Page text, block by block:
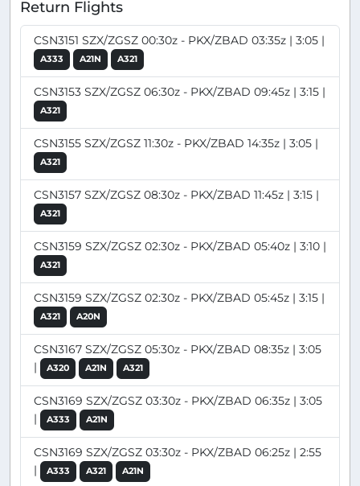
Return Flights
CSN3151 SZX/ZGSZ 00:30z - PKX/ZBAD 03:35z | 3:05 |
A333 A21N A321
CSN3153 SZX/ZGSZ 06:30z - PKX/ZBAD 09:45z | 3:15 |
A321
CSN3155 SZX/ZGSZ 11:30z - PKX/ZBAD 14:35z | 3:05 |
A321
CSN3157 SZX/ZGSZ 08:30z - PKX/ZBAD 11:45z | 3:15 |
A321
CSN3159 SZX/ZGSZ 02:30z - PKX/ZBAD 05:40z | 3:10 |
A321
CSN3159 SZX/ZGSZ 02:30z - PKX/ZBAD 05:45z | 3:15 |
A321 A20N
CSN3167 SZX/ZGSZ 05:30z - PKX/ZBAD 08:35z | 3:05
|
A320 A21N A321
CSN3169 SZX/ZGSZ 03:30z - PKX/ZBAD 06:35z | 3:05
|
A333 A21N
CSN3169 SZX/ZGSZ 03:30z - PKX/ZBAD 06:25z | 2:55
|
A333 A321 A21N